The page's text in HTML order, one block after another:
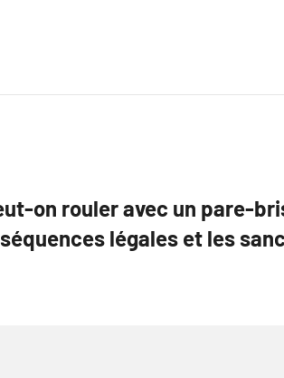
on rouler avec un pare-
légales et les